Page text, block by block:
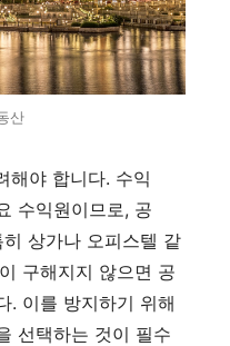
산
해야 합니다. 수익
수익원이므로, 공
상가나 오피스텔 같
구해지지 않으면 공
. 이를 방지하기 위해
선택하는 것이 필수